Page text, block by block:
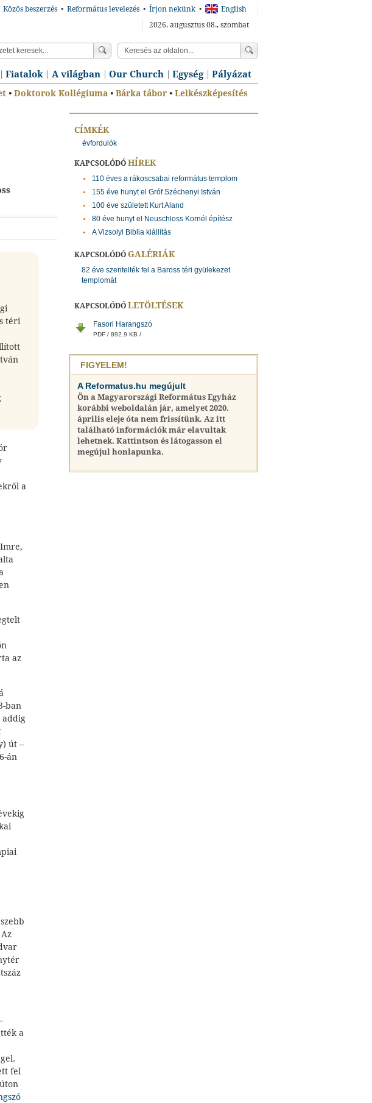
Közös beszerzés • Református levelezés • Írjon nekünk •
English
2026. augusztus 08., szombat
Fiatalok A világban Our Church Egység Pályázat
• Doktorok Kollégiuma • Bárka tábor • Lelkészképesítés
téri
a
az
ban
addig
út –
án
a
fel
CÍMKÉK
évfordulók
KAPCSOLÓDÓ HÍREK
110 éves a rákoscsabai református templom
155 éve hunyt el Gróf Széchenyi István
100 éve született Kurt Aland
80 éve hunyt el Neuschloss Kornél építész
A Vizsolyi Biblia kiállítás
KAPCSOLÓDÓ GALÉRIÁK
82 éve szentelték fel a Baross téri gyülekezet
templomát
KAPCSOLÓDÓ LETÖLTÉSEK
Fasori Harangszó
PDF / 892.9 KB /
FIGYELEM!
A Reformatus.hu megújult
Ön a Magyarországi Református Egyház
korábbi weboldalán jár, amelyet 2020.
április eleje óta nem frissítünk. Az itt
található információk már elavultak
lehetnek. Kattintson és látogasson el
megújul honlapunka.